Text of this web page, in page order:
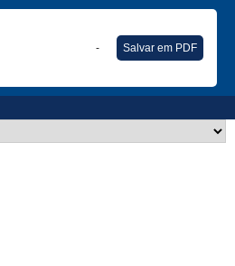
- Salvar em PDF